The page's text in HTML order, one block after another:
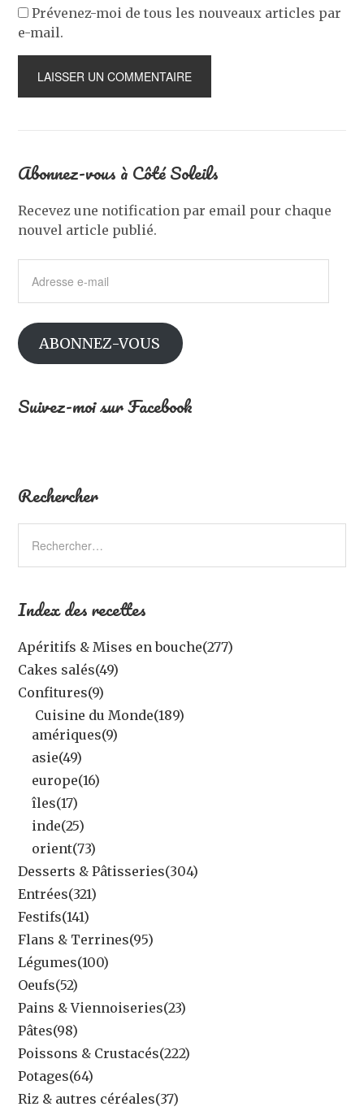
Prévenez-moi de tous les nouveaux articles par
e-mail.
Abonnez-vous à Côté Soleils
Recevez une notification par email pour chaque
nouvel article publié.
mail
ABONNEZ-VOUS
Suivez-moi sur Facebook
Rechercher
Index des recettes
Apéritifs & Mises en bouche(277)
Cakes salés(49)
Confitures(9)
Cuisine du Monde(189)
amériques(9)
asie(49)
europe(16)
îles(17)
inde(25)
orient(73)
Desserts & Pâtisseries(304)
Entrées(321)
Festifs(141)
Flans & Terrines(95)
Légumes(100)
Oeufs(52)
Pains & Viennoiseries(23)
Pâtes(98)
Poissons & Crustacés(222)
Potages(64)
Riz & autres céréales(37)